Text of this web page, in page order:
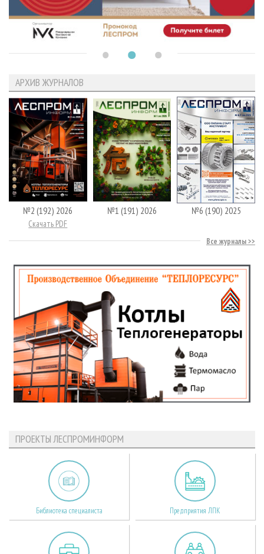
АРХИВ ЖУРНАЛОВ
№2 (192) 2026
Скачать PDF
№1 (191) 2026 №6 (190) 2025
Все журналы
ПРОЕКТЫ ЛЕСПРОМИНФОРМ
Библиотека специалиста Предприятия ЛПК